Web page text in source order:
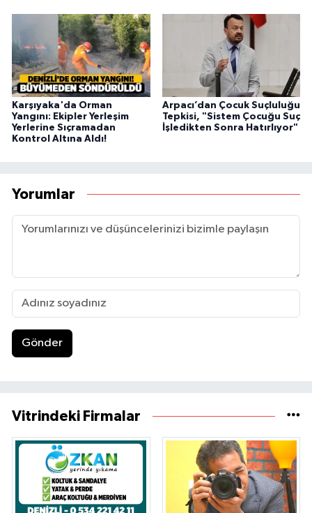
Karşıyaka'da Orman
Yangını: Ekipler Yerleşim
Yerlerine Sıçramadan
Kontrol Altına Aldı!
Arpacı’dan Çocuk Suçluluğu
Tepkisi, "Sistem Çocuğu Suç
İşledikten Sonra Hatırlıyor"
Yorumlar
Gönder
Vitrindeki Firmalar